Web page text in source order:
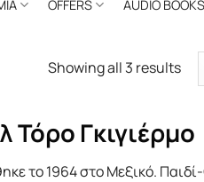
OFFERS AUDIO BOOKS
Showing all 3 results
Τόρο Γκιγιέρμο
το 1964 στο Μεξικό.